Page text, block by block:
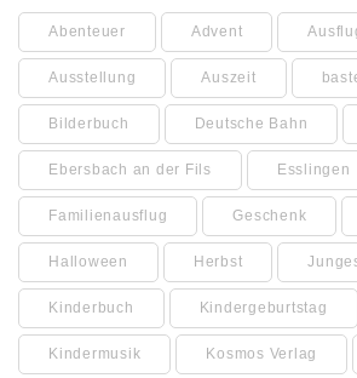
Abenteuer Advent
Ausstellung Auszeit
Bilderbuch Deutsche Bahn
Ebersbach an der Fils Esslingen
Familienausflug Geschenk
Halloween Herbst
Kinderbuch Kindergeburtstag
Kindermusik Kosmos Verlag